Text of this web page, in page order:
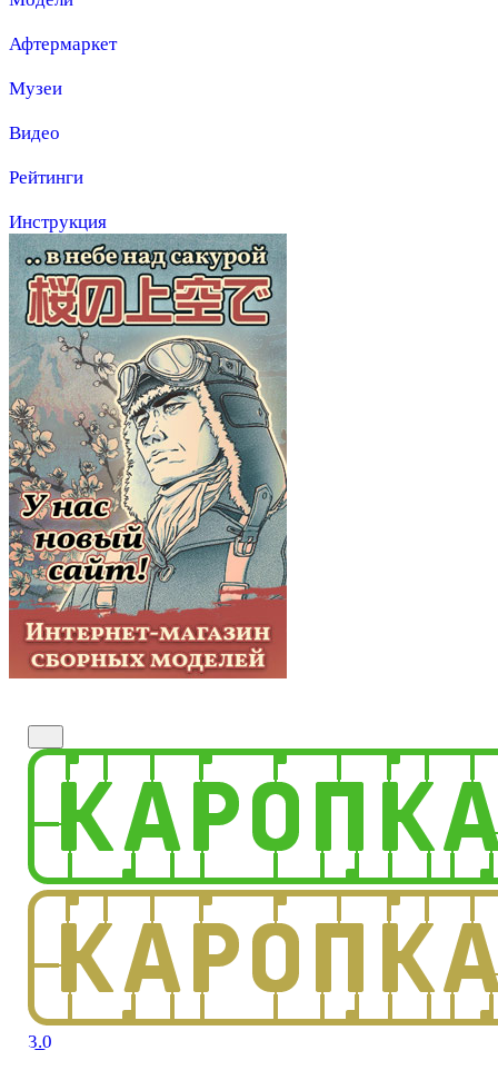
Афтермаркет
Музеи
Видео
Рейтинги
Инструкция
3.0